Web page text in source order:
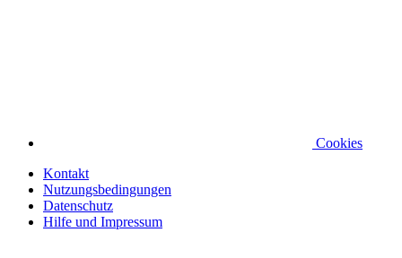
Cookies
Kontakt
Nutzungsbedingungen
Datenschutz
Hilfe und Impressum